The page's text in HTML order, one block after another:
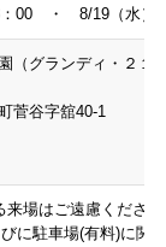
00 ・ 8/19（水）
（グランディ・２１
菅谷字舘40-1
来場はご遠慮くださ
に駐車場(有料)に関